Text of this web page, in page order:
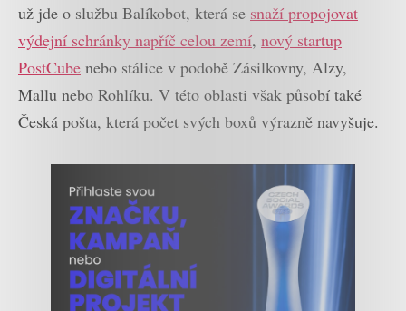
už jde o službu Balíkobot, která se snaží propojovat
výdejní schránky napříč celou zemí, nový startup
PostCube nebo stálice v podobě Zásilkovny, Alzy,
Mallu nebo Rohlíku. V této oblasti však působí také
Česká pošta, která počet svých boxů výrazně navyšuje.